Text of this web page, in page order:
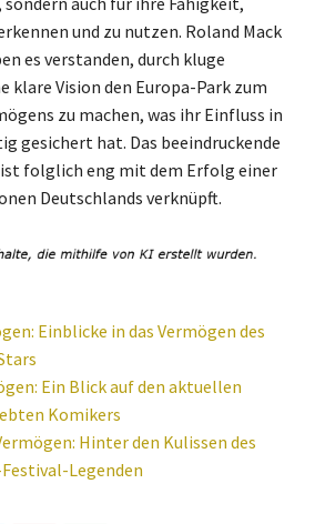
und zu nutzen. Roland Mack
es verstanden, durch kluge
klare Vision den Europa-Park zum
zu machen, was ihr Einfluss in
gesichert hat. Das beeindruckende
ist folglich eng mit dem Erfolg einer
Deutschlands verknüpft.
Einblicke in das Vermögen des
Ein Blick auf den aktuellen
Komikers
Hinter den Kulissen des
Legenden